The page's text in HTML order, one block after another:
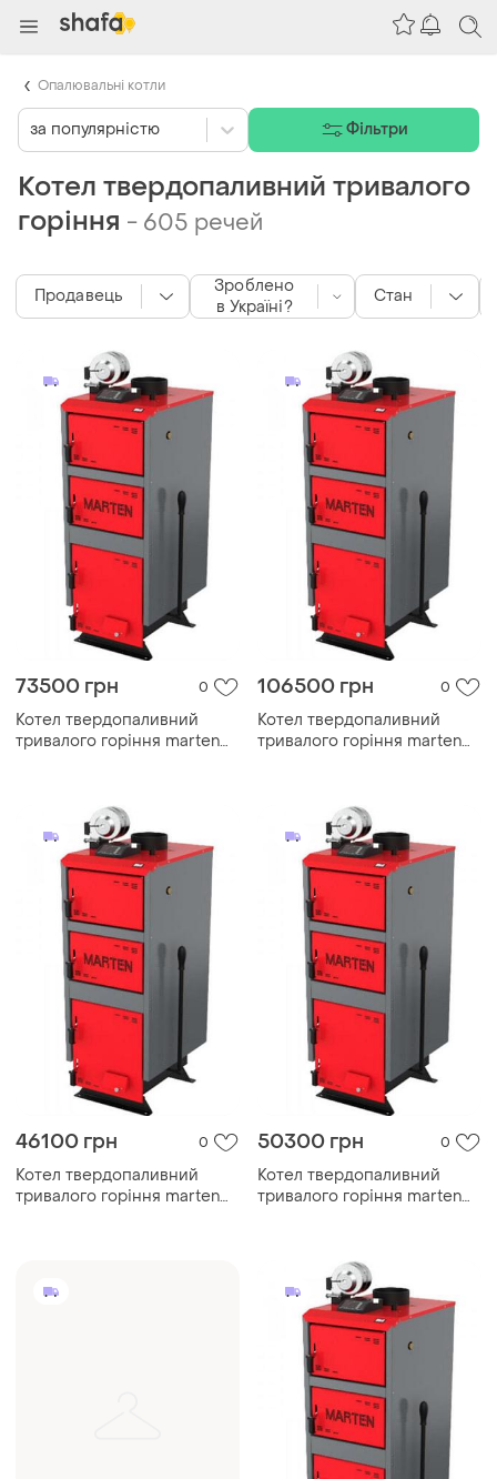
Котел твердопаливний тривалого
горіння - 605 речей
73500 грн 0
Котел твердопаливний
тривалого горіння marten
106500 грн 0
Котел твердопаливний
тривалого горіння marten
46100 грн 0
Котел твердопаливний
тривалого горіння marten
50300 грн 0
Котел твердопаливний
тривалого горіння marten
Продавець
Зроблено
в Україні?
Стан
за популярністю Фільтри
Опалювальні котли